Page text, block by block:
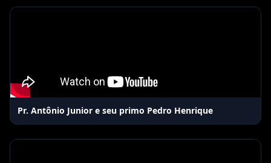
Pr. Antônio Junior e seu primo Pedro Henrique